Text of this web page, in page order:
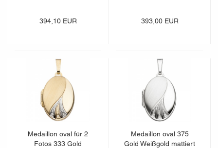
394,10 EUR 393,00 EUR
Medaillon oval für 2
Fotos 333 Gold
Medaillon oval 375
Gold Weißgold mattiert